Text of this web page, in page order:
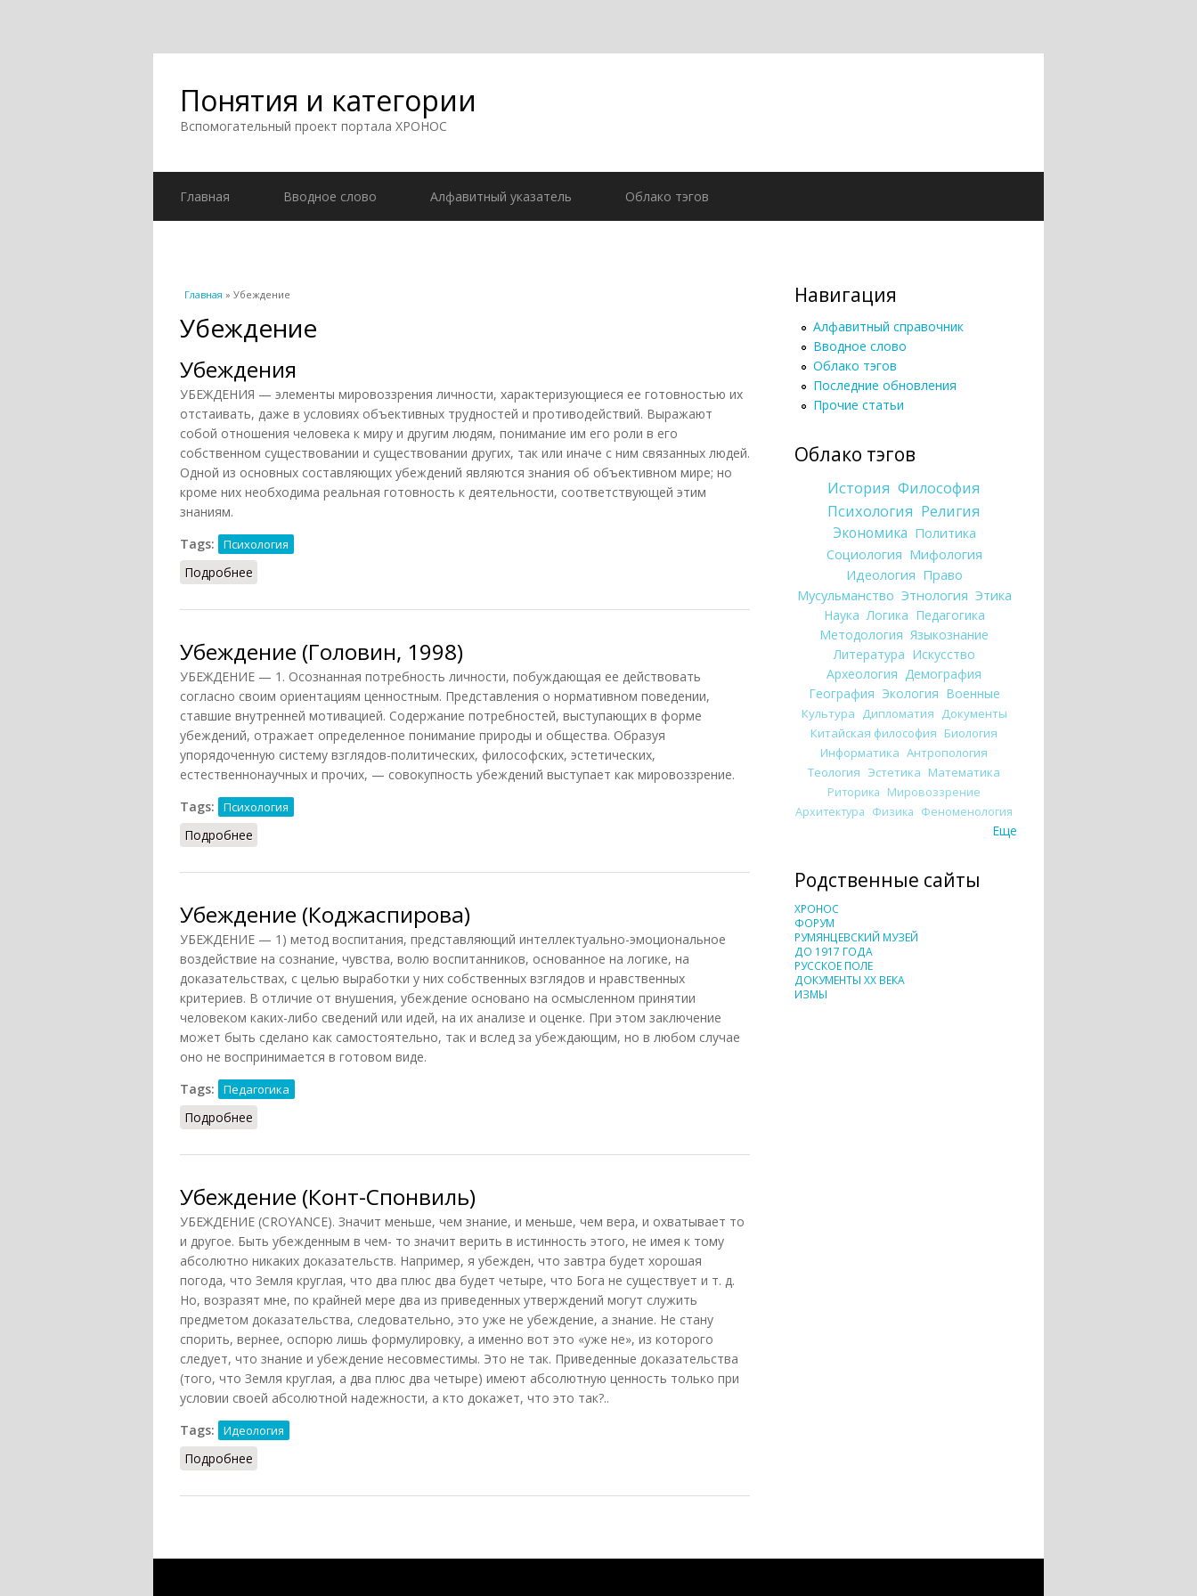
Понятия и категории
Вспомогательный проект портала ХРОНОС
Главная Вводное слово Алфавитный указатель Облако тэгов
Вы здесь
Главная » Убеждение
Убеждение
Убеждения
УБЕЖДЕНИЯ — элементы мировоззрения личности, характеризующиеся ее готовностью их
отстаивать, даже в условиях объективных трудностей и противодействий. Выражают
собой отношения человека к миру и другим людям, понимание им его роли в его
собственном существовании и существовании других, так или иначе с ним связанных людей.
Одной из основных составляющих убеждений являются знания об объективном мире; но
кроме них необходима реальная готовность к деятельности, соответствующей этим
знаниям.
Tags:
Психология
Подробнее
Убеждение (Головин, 1998)
УБЕЖДЕНИЕ — 1. Осознанная потребность личности, побуждающая ее действовать
согласно своим ориентациям ценностным. Представления о нормативном поведении,
ставшие внутренней мотивацией. Содержание потребностей, выступающих в форме
убеждений, отражает определенное понимание природы и общества. Образуя
упорядоченную систему взглядов-политических, философских, эстетических,
естественнонаучных и прочих, — совокупность убеждений выступает как мировоззрение.
Tags:
Психология
Подробнее
Убеждение (Коджаспирова)
УБЕЖДЕНИЕ — 1) метод воспитания, представляющий интеллектуально-эмоциональное
воздействие на сознание, чувства, волю воспитанников, основанное на логике, на
доказательствах, с целью выработки у них собственных взглядов и нравственных
критериев. В отличие от внушения, убеждение основано на осмысленном принятии
человеком каких-либо сведений или идей, на их анализе и оценке. При этом заключение
может быть сделано как самостоятельно, так и вслед за убеждающим, но в любом случае
оно не воспринимается в готовом виде.
Tags:
Педагогика
Подробнее
Убеждение (Конт-Спонвиль)
УБЕЖДЕНИЕ (CROYANCE). Значит меньше, чем знание, и меньше, чем вера, и охватывает то
и другое. Быть убежденным в чем- то значит верить в истинность этого, не имея к тому
абсолютно никаких доказательств. Например, я убежден, что завтра будет хорошая
погода, что Земля круглая, что два плюс два будет четыре, что Бога не существует и т. д.
Но, возразят мне, по крайней мере два из приведенных утверждений могут служить
предметом доказательства, следовательно, это уже не убеждение, а знание. Не стану
спорить, вернее, оспорю лишь формулировку, а именно вот это «уже не», из которого
следует, что знание и убеждение несовместимы. Это не так. Приведенные доказательства
(того, что Земля круглая, а два плюс два четыре) имеют абсолютную ценность только при
условии своей абсолютной надежности, а кто докажет, что это так?..
Tags:
Идеология
Подробнее
Навигация
Алфавитный справочник
Вводное слово
Облако тэгов
Последние обновления
Прочие статьи
Облако тэгов
История Философия
Психология Религия
Экономика Политика
Социология Мифология
Идеология Право
Мусульманство Этнология Этика
Наука Логика Педагогика
Методология Языкознание
Литература Искусство
Археология Демография
География Экология Военные
Культура Дипломатия Документы
Китайская философия Биология
Информатика Антропология
Теология Эстетика Математика
Риторика Мировоззрение
Архитектура Физика Феноменология
Еще
Родственные сайты
ХРОНОС
ФОРУМ
РУМЯНЦЕВСКИЙ МУЗЕЙ
ДО 1917 ГОДА
РУССКОЕ ПОЛЕ
ДОКУМЕНТЫ XX ВЕКА
ИЗМЫ